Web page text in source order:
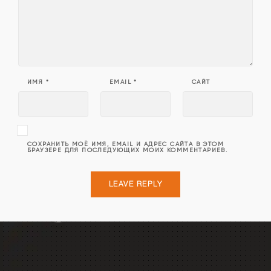
ИМЯ * EMAIL* САЙТ
СОХРАНИТЬ МОЁ ИМЯ, EMAIL И АДРЕС САЙТА В ЭТОМ
БРАУЗЕРЕ ДЛЯ ПОСЛЕДУЮЩИХ МОИХ КОММЕНТАРИЕВ.